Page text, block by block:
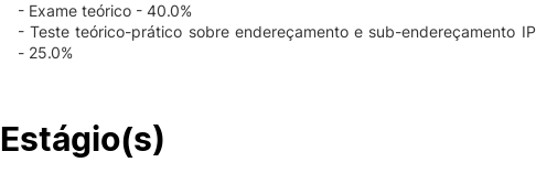
- Exame teórico - 40.0%
- Teste teórico-prático sobre endereçamento e sub-endereçamento IP
- 25.0%
Estágio(s)